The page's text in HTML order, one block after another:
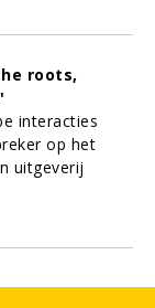
roots,
interacties
op het
uitgeverij